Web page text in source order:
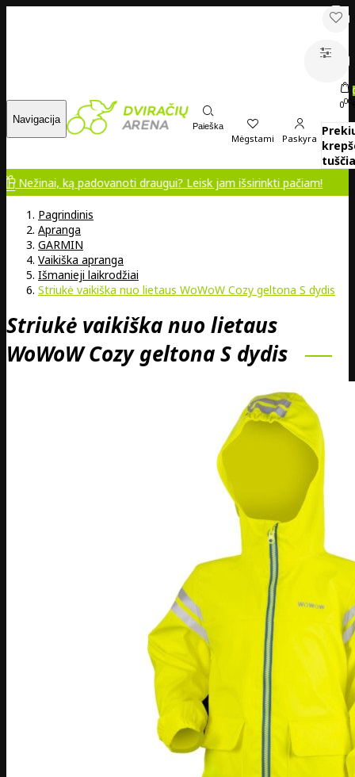
Navigacija
Paieška
Mėgstami Paskyra
000
ką padovanoti draugui? Leisk jam išsirinkti pačiam!
Pagrindinis
Apranga
GARMIN
Vaikiška apranga
Išmanieji laikrodžiai
Striukė vaikiška nuo lietaus WoWoW Cozy geltona S dydis
Striukė vaikiška nuo lietaus
WoWoW Cozy geltona S dydis